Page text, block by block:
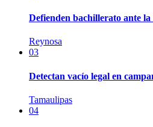
Defienden bachillerato ante
Reynosa
03
Detectan vacío legal en
Tamaulipas
04